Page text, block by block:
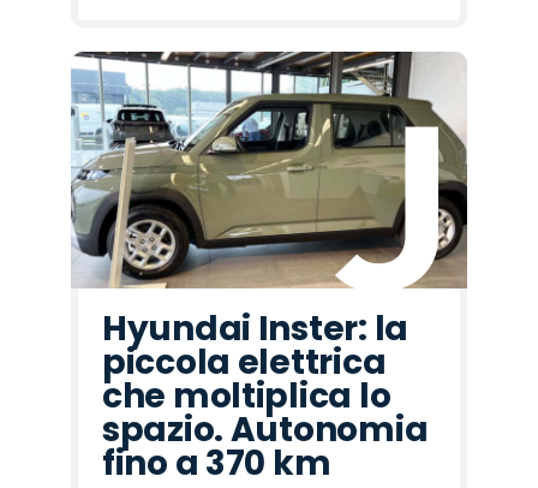
Hyundai Inster: la
piccola elettrica
che moltiplica lo
spazio. Autonomia
fino a 370 km